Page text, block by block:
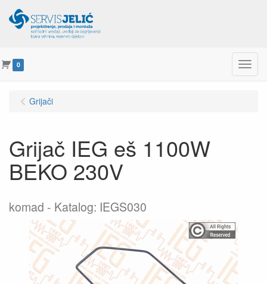
0 Menu
Grijači
Grijač IEG eš 1100W
BEKO 230V
komad Katalog: IEGS030